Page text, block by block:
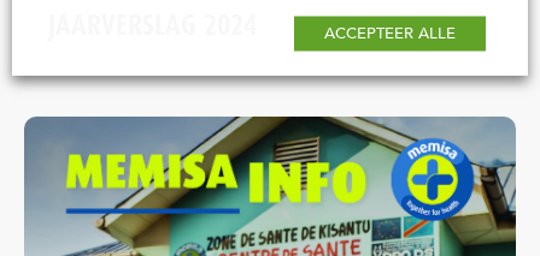
ACCEPTEER ALLE